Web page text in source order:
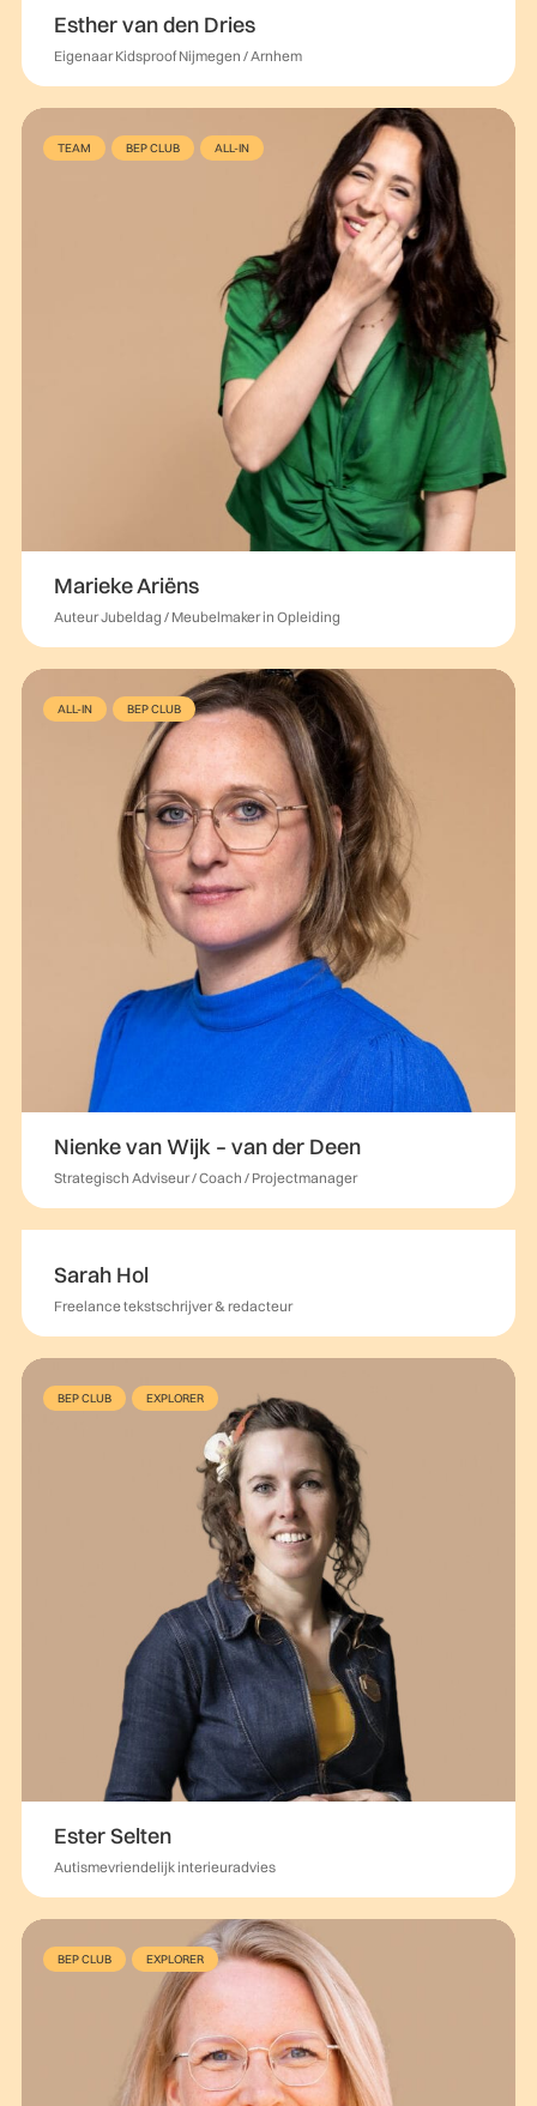
Esther van den Dries
Eigenaar Kidsproof Nijmegen / Arnhem
TEAM BEP CLUB ALL-IN
Marieke Ariëns
Auteur Jubeldag / Meubelmaker in Opleiding
ALL-IN BEP CLUB
Nienke van Wijk – van der Deen
Strategisch Adviseur / Coach / Projectmanager
Sarah Hol
Freelance tekstschrijver & redacteur
BEP CLUB EXPLORER
Ester Selten
Autismevriendelijk interieuradvies
BEP CLUB EXPLORER